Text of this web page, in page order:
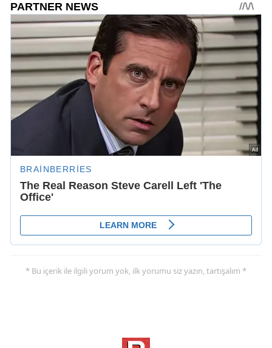
* Bu içerik ile ilgili yorum yok, ilk yorumu siz yazın, tartışalım *